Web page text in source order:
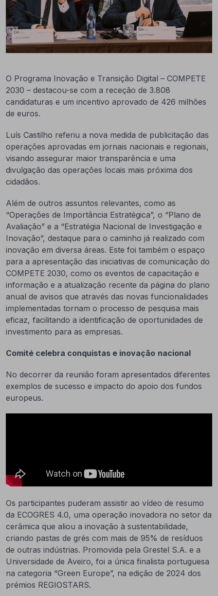
O Programa Inovação e Transição Digital – COMPETE
2030 – destacou-se com a receção de 3.808
candidaturas e um incentivo aprovado de 426 milhões
de euros.
Luís Castilho referiu a nova medida de publicitação das
operações aprovadas em jornais nacionais e regionais,
visando assegurar maior transparência e uma
divulgação das operações locais mais próxima dos
cidadãos.
Além de outros assuntos relevantes, como as
“Operações de Importância Estratégica”, o “Plano de
Avaliação” e a “Estratégia Nacional de Investigação e
Inovação”, destaque para o caminho já realizado com
inovação em diversa áreas. Este foi também o espaço
para a apresentação das iniciativas de comunicação do
COMPETE 2030, como os eventos de capacitação e
informação e a atualização recente da página do plano
anual de avisos que através das novas funcionalidades
implementadas tornam o processo de pesquisa mais
eficaz, facilitando a identificação de oportunidades de
investimento para as empresas.
Comité celebra conquistas e inovação nacional
No decorrer da reunião foram apresentados diferentes
exemplos de sucesso e impacto do apoio dos fundos
europeus.
Os participantes puderam assistir ao vídeo de resumo
da ECOGRES 4.0, uma operação inovadora no setor da
cerâmica que aliou a inovação à sustentabilidade,
criando pastas de grés com mais de 95% de resíduos
de outras indústrias. Promovida pela Grestel S.A. e a
Universidade de Aveiro, foi a única finalista portuguesa
na categoria “Green Europe”, na edição de 2024 dos
prémios REGIOSTARS.